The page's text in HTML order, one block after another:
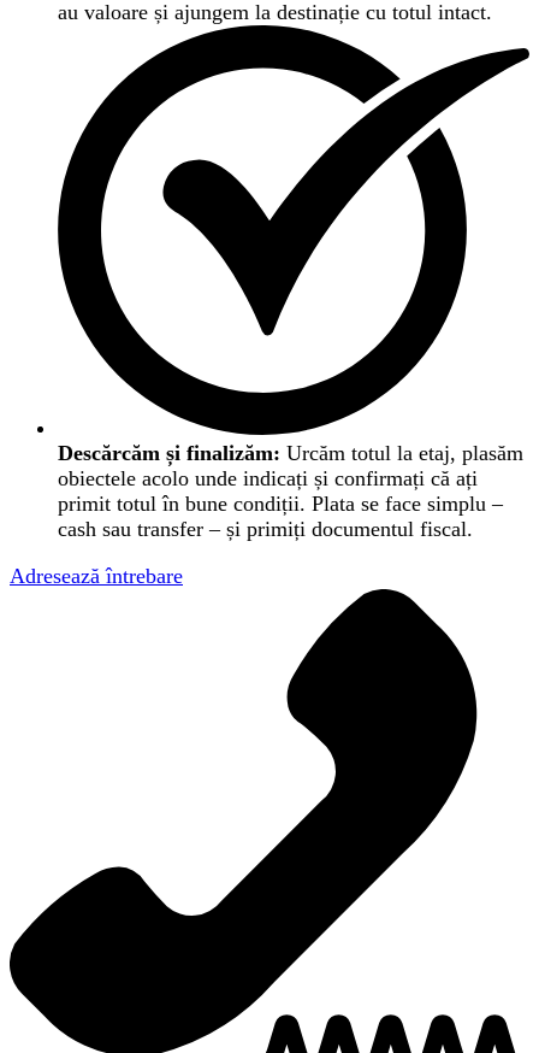
au valoare și ajungem la destinație cu totul intact.
Descărcăm și finalizăm: Urcăm totul la etaj, plasăm
obiectele acolo unde indicați și confirmați că ați
primit totul în bune condiții. Plata se face simplu –
cash sau transfer – și primiți documentul fiscal.
Adresează întrebare